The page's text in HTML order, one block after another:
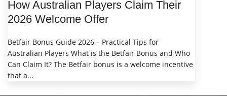
How Australian Players Claim Their
2026 Welcome Offer
Betfair Bonus Guide 2026 – Practical Tips for
Australian Players What is the Betfair Bonus and Who
Can Claim It? The Betfair bonus is a welcome incentive
that a...